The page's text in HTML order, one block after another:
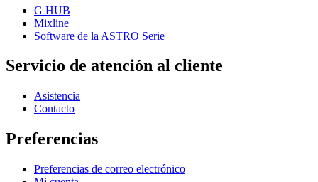
G HUB
Mixline
Software de la ASTRO Serie
Servicio de atención al cliente
Asistencia
Contacto
Preferencias
Preferencias de correo electrónico